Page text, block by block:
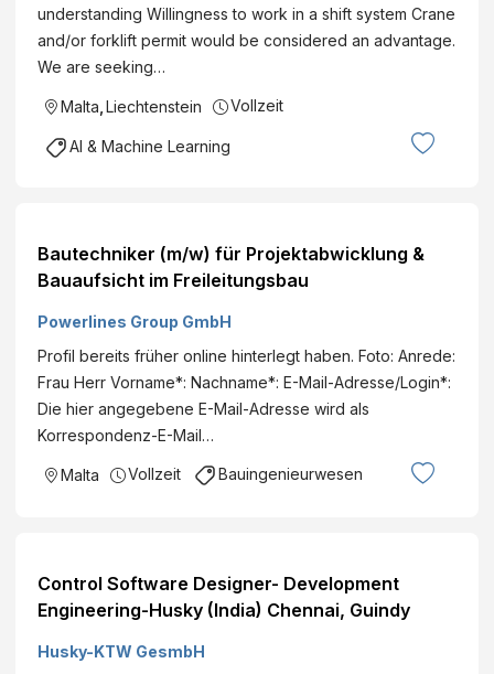
understanding Willingness to work in a shift system Crane
and/or forklift permit would be considered an advantage.
We are seeking…
Malta Liechtenstein Vollzeit
AI & Machine Learning
Bautechniker (m/w) für Projektabwicklung &
Bauaufsicht im Freileitungsbau
Powerlines Group GmbH
Profil bereits früher online hinterlegt haben. Foto: Anrede:
Frau Herr Vorname*: Nachname*: E-Mail-Adresse/Login*:
Die hier angegebene E-Mail-Adresse wird als
Korrespondenz-E-Mail…
Malta Vollzeit Bauingenieurwesen
Control Software Designer- Development
Engineering-Husky (India) Chennai, Guindy
Husky-KTW GesmbH